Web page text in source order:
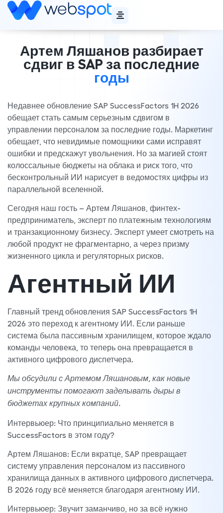
Артем Ляшанов разбирает
сдвиг в SAP за последние
годы
Недавнее обновление SAP SuccessFactors 1H 2026
обещает стать самым серьезным сдвигом в
управлении персоналом за последние годы. Маркетинг
обещает, что невидимые помощники сами исправят
ошибки и предскажут увольнения. Но за магией стоят
колоссальные бюджеты на облака и риск того, что
бесконтрольный ИИ нарисует в ведомостях цифры из
параллельной вселенной.
Сегодня наш гость – Артем Ляшанов, финтех-
предприниматель, эксперт по платежным технологиям
и транзакционному бизнесу. Эксперт умеет смотреть на
любой продукт не фрагментарно, а через призму
жизненного цикла и регуляторных рисков.
Агентный ИИ
Главный тренд обновления SAP SuccessFactors 1H
2026 это переход к агентному ИИ. Если раньше
система была пассивным хранилищем, которое ждало
команды человека, то теперь она превращается в
активного цифрового диспетчера.
Мы обсудили с Артемом Ляшановым, как новые
инструменты помогают заделывать дыры в
бюджетах крупных компаний.
Интервьюер: Что принципиально меняется в
SuccessFactors в этом году?
Артем Ляшанов: Если вкратце, SAP превращает
систему управления персоналом из пассивного
хранилища данных в активного цифрового диспетчера.
В 2026 году всё меняется благодаря агентному ИИ.
Интервьюер: Звучит заманчиво, но за всё нужно